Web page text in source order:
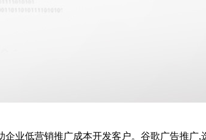
业低营销推广成本开发客户。谷歌广告推广,